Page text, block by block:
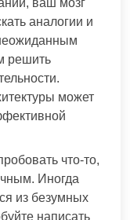
аналогии и
решить
может
что-то,
Иногда
из безумных
написать